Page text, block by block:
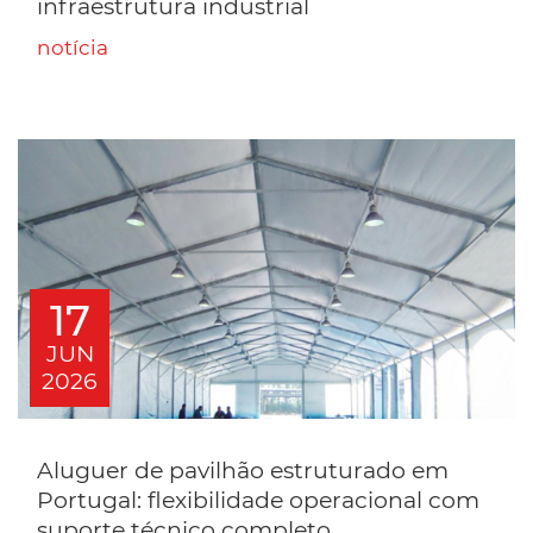
infraestrutura industrial
notícia
17
JUN
2026
Aluguer de pavilhão estruturado em
Portugal: flexibilidade operacional com